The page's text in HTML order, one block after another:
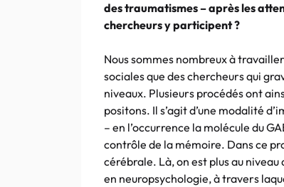
des traumatismes – après les
chercheurs y participent ?
Nous sommes nombreux à
sociales que des chercheurs qui
niveaux. Plusieurs procédés ont
positons. Il s’agit d’une modalité
– en l’occurrence la molécule du
contrôle de la mémoire. Dans ce
cérébrale. Là, on est plus au
en neuropsychologie, à travers